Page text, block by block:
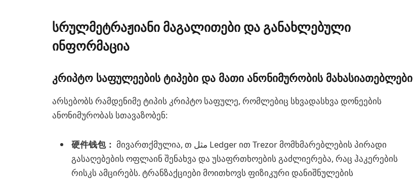
სრულმეტრაჟიანი მაგალითები და განახლებული
ინფორმაცია
კრიპტო საფულეების ტიპები და მათი ანონიმურობის მახასიათებლები
არსებობს რამდენიმე ტიპის კრიპტო საფულე, რომლებიც სხვადასხვა დონეების
ანონიმურობას სთავაზობენ:
硬件钱包： მივართქმულია, თ مثل Ledger ით Trezor მომხმარებლების პირადი
გასაღებების ოფლაინ შენახვა და უსაფრთხოების გაძლიერება, რაც ჰაკერების
რისკს ამცირებს. ტრანზაქციები მოითხოვს ფიზიკური დანიშნულების